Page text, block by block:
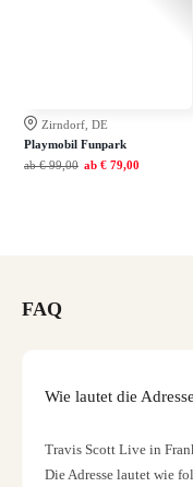
Zirndorf, DE
Playmobil Funpark
ab € 99,00 ab € 79,00
FAQ
Wie lautet die
Travis Scott Live in
Die Adresse lautet wie